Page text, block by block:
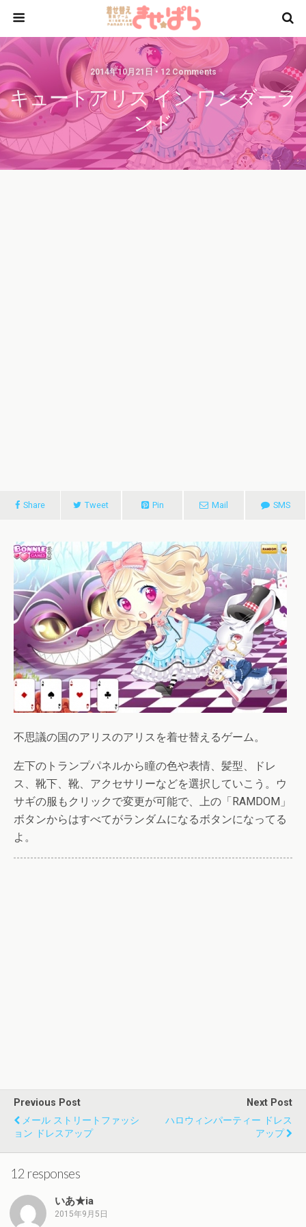
2014年10月21日 • 12 Comments
キュートアリス イン ワンダーラ
ンド
Share Tweet Pin Mail SMS
不思議の国のアリスのアリスを着せ替えるゲーム。
左下のトランプパネルから瞳の色や表情、髪型、ドレ
ス、靴下、靴、アクセサリーなどを選択していこう。ウ
サギの服もクリックで変更が可能で、上の「RAMDOM」
ボタンからはすべてがランダムになるボタンになってる
よ。
Previous Post
メール ストリートファッシ
ョン ドレスアップ
Next Post
ハロウィンパーティー ドレス
アップ
12 responses
いあ★ia
2015年9月5日